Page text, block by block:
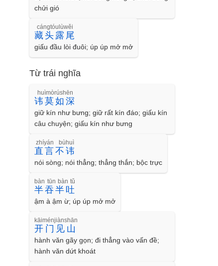
chửi gió
藏头露尾
cángtóulùwěi
giấu đầu lòi đuôi; úp úp mở mở
Từ trái nghĩa
讳莫如深
huìmòrúshēn
giữ kín như bưng; giữ rất kín đáo; giấu kín
câu chuyện; giấu kín như bưng
直言不讳
zhíyán bùhuì
nói sòng; nói thẳng; thẳng thắn; bộc trực
半吞半吐
bàn tūn bàn tǔ
ậm à ậm ừ; úp úp mở mở
开门见山
kāiménjiànshān
hành văn gãy gọn; đi thẳng vào vấn đề;
hành văn dứt khoát